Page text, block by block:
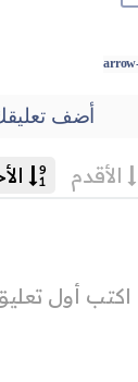
أضف